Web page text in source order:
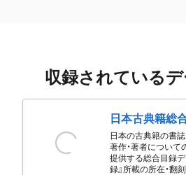
収録されている
日本古典籍総
日本の古典籍の書誌
著作・著者について
提供する総合目録デ
録』所載の所在・翻